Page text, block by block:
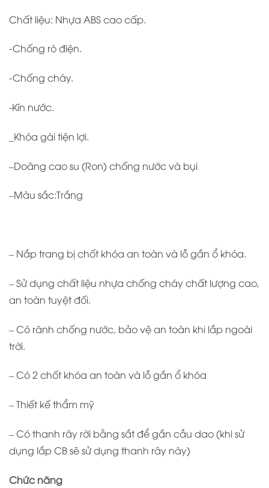
Chất liệu: Nhựa ABS cao cấp.
-Chống rò điện.
-Chống cháy.
-Kín nước.
_Khóa gài tiện lợi.
–Doãng cao su (Ron) chống nước và bụi
–Màu sắc:Trắng
– Nắp trang bị chốt khóa an toàn và lỗ gắn ổ khóa.
– Sử dụng chất liệu nhựa chống cháy chất lượng cao,
an toàn tuyệt đối.
– Có rãnh chống nước, bảo vệ an toàn khi lắp ngoài
trời.
– Có 2 chốt khóa an toàn và lỗ gắn ổ khóa
– Thiết kế thẩm mỹ
– Có thanh rây rời bằng sắt để gắn cầu dao (khi sử
dụng lắp CB sẽ sử dụng thanh rây này)
Chức năng